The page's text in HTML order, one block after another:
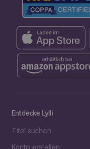
Entdecke Lylli
Titel suchen
Konto erstellen